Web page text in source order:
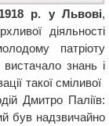
р. у Львові,
​​діяльності
патріоту
знань і
такої сміливої
Дмитро Паліїв:
був надзвичайно